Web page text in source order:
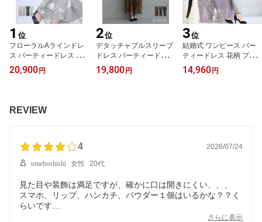
1 位
フローラルAラインドレ
ス パーティードレス 結
婚式 花柄 立体 刺繍 チュ
ール フレア 袖あり 半袖
ー 二次会 披露宴 謝恩会
成人式 同窓会 卒業式 フ
オレンジ グレー グリー
20,900円
2位
デタッチャブルスリーブ
ドレス パーティードレス
結婚式 ワンピース スパ
ンコール 花柄 刺繍 レー
19,800円
3位
結婚式 ワンピース パー
ティードレス 花柄 プリ
ーツ チュール ロング 総
レース 透け感 ウエスト
学式 卒業式
14,960円
REVIEW
4 2026/07/24
umeboshishi 女性 20代
見た目や装飾は満足ですが、確かに口は開きにくい、、、
スマホ、リップ、ハンカチ、パウダー１個はいるかな？？く
らいです
夏の結婚式で日焼け止めなども持っていきたいですが、あま
さらに表示